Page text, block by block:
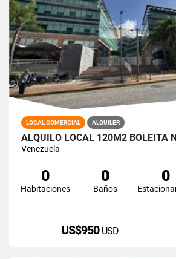
LOCAL COMERCIAL ALQUILER
ALQUILO LOCAL 120M2 BOLEITA
Venezuela
0
Habitaciones
0
Baños
0
US$950 USD